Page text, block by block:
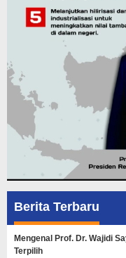
Berita Terbaru
Mengenal Prof. Dr. Wajidi
Terpilih